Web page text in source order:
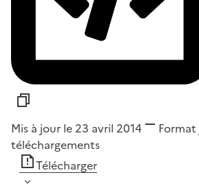
Mis à jour le 23 avril 2014 Format
téléchargements
Télécharger